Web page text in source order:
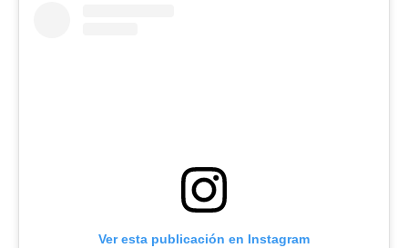
Ver esta publicación en Instagram